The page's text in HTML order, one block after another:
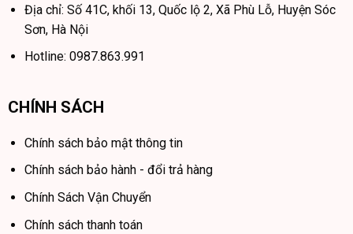
Địa chỉ: Số 41C, khối 13, Quốc lộ 2, Xã Phù Lỗ, Huyện Sóc
Sơn, Hà Nội
Hotline: 0987.863.991
CHÍNH SÁCH
Chính sách bảo mật thông tin
Chính sách bảo hành - đổi trả hàng
Chính Sách Vận Chuyển
Chính sách thanh toán